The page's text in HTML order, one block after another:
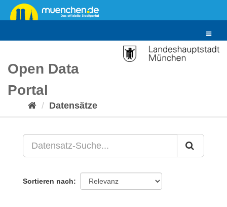
Überspringen
zum
Toggle
Open Data
Portal
Datensätze
Sortieren nach